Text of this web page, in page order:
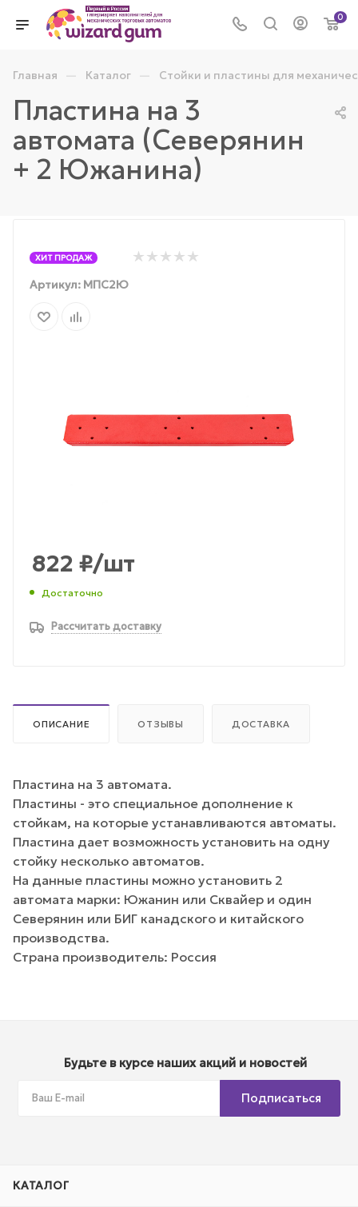
0
Главная — Каталог — Стойки и пластины для
Пластина на 3
автомата (Северянин
+ 2 Южанина)
ХИТ ПРОДАЖ
Артикул: МПС2Ю
822 ₽/шт
Достаточно
Рассчитать доставку
ОПИСАНИЕ ОТЗЫВЫ ДОСТАВКА
Пластина на 3 автомата.
Пластины - это специальное дополнение к
стойкам, на которые устанавливаются автоматы.
Пластина дает возможность установить на одну
стойку несколько автоматов.
На данные пластины можно установить 2
автомата марки: Южанин или Сквайер и один
Северянин или БИГ канадского и китайского
производства.
Страна производитель: Россия
Будьте в курсе наших акций и новостей
Подписаться
КАТАЛОГ